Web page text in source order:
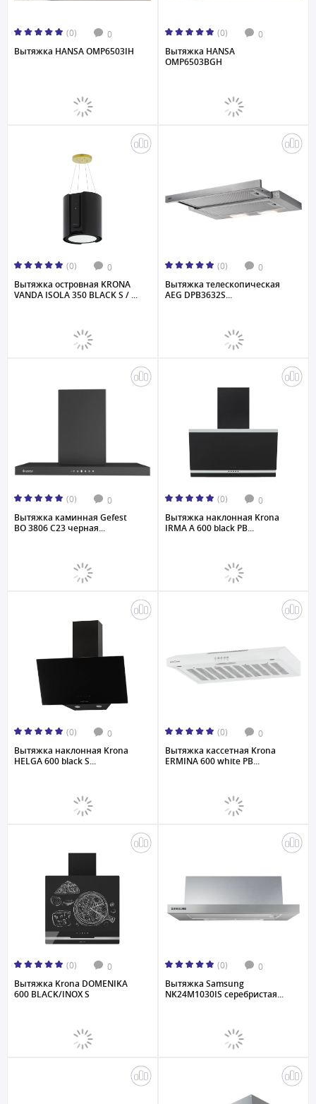
(0) 0
Вытяжка HANSA OMP6503IH
(0) 0
Вытяжка HANSA
OMP6503BGH
(0) 0
Вытяжка островная KRONA
VANDA ISOLA 350 BLACK S / ...
(0) 0
Вытяжка телескопическая
AEG DPB3632S...
(0) 0
Вытяжка каминная Gefest
ВО 3806 С23 черная...
(0) 0
Вытяжка наклонная Krona
IRMA A 600 black PB...
(0) 0
Вытяжка наклонная Krona
HELGA 600 black S...
(0) 0
Вытяжка кассетная Krona
ERMINA 600 white PB...
(0) 0
Вытяжка Krona DOMENIKA
600 BLACK/INOX S
(0) 0
Вытяжка Samsung
NK24M1030IS серебристая...